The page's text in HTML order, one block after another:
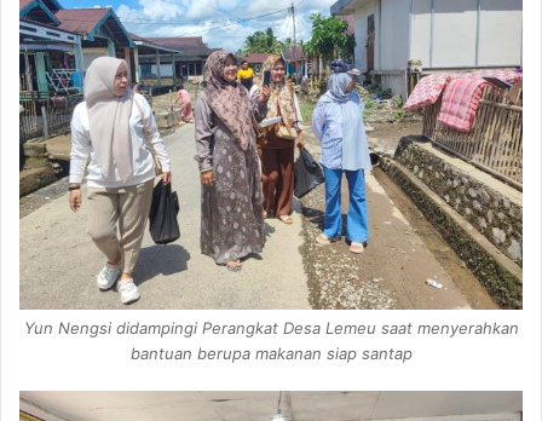
Yun Nengsi didampingi Perangkat Desa Lemeu saat menyerahkan
bantuan berupa makanan siap santap